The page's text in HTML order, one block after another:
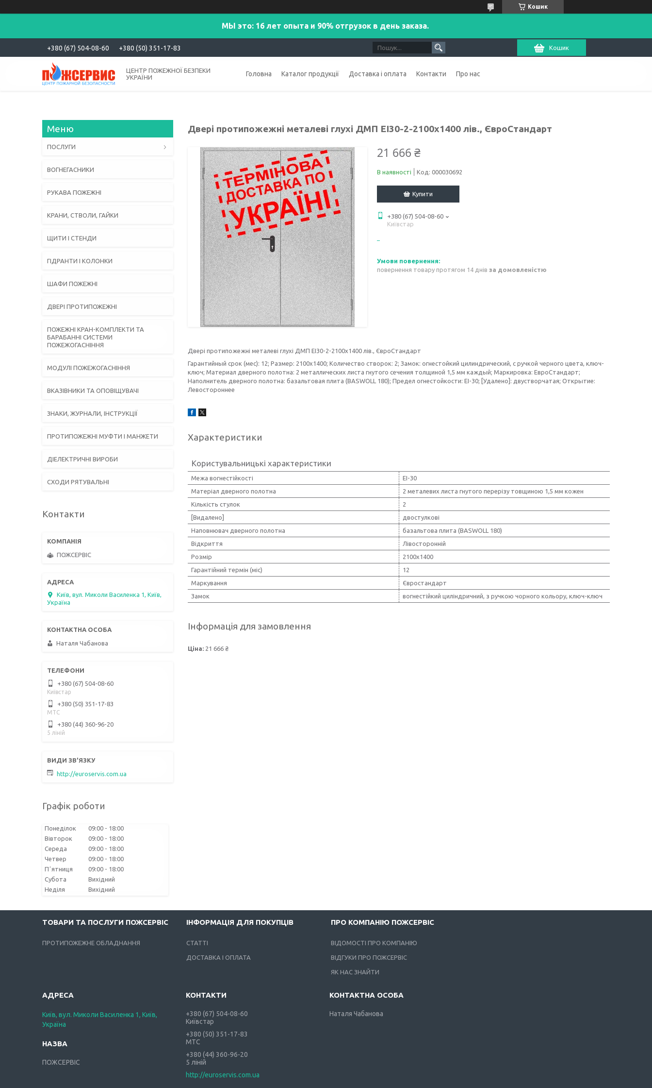
Кошик
МЫ это: 16 лет опыта и 90% отгрузок в день заказа.
+380 (67) 504-08-60 +380 (50) 351-17-83 Кошик
ЦЕНТР ПОЖЕЖНОЇ БЕЗПЕКИ
УКРАЇНИ
Головна Каталог продукції Доставка і оплата Контакти Про нас
Двері протипожежні металеві глухі ДМП ЕІ30-2-2100х1400 лів., ЄвроСтандарт
21 666 ₴
В наявності Код: 000030692
Купити
+380 (67) 504-08-60
Київстар
повернення товару протягом 14 днів за домовленістю
Двері протипожежні металеві глухі ДМП ЕІ30-2-2100х1400 лів., ЄвроСтандарт
Гарантийный срок (мес): 12; Размер: 2100х1400; Количество створок: 2; Замок: огнестойкий цилиндрический, с ручкой черного цвета, ключ-
ключ; Материал дверного полотна: 2 металлических листа гнутого сечения толщиной 1,5 мм каждый; Маркировка: ЕвроСтандарт;
Наполнитель дверного полотна: базальтовая плита (BASWOLL 180); Предел огнестойкости: ЕІ-30; [Удалено]: двустворчатая; Открытие:
Левостороннее
Характеристики
Користувальницькі характеристики
Межа вогнестійкості
ЕІ-30
Матеріал дверного полотна
2 металевих листа гнутого перерізу товщиною 1,5 мм кожен
Кількість стулок
2
[Видалено]
двостулкові
Наповнювач дверного полотна
базальтова плита (BASWOLL 180)
Відкриття
Лівосторонній
Розмір
2100х1400
Гарантійний термін (міс)
12
Маркування
Євростандарт
Замок
вогнестійкий циліндричний, з ручкою чорного кольору, ключ-ключ
Інформація для замовлення
Ціна: 21 666 ₴
ПОСЛУГИ
ВОГНЕГАСНИКИ
РУКАВА ПОЖЕЖНІ
КРАНИ, СТВОЛИ, ГАЙКИ
ЩИТИ І СТЕНДИ
ГІДРАНТИ І КОЛОНКИ
ШАФИ ПОЖЕЖНІ
ДВЕРІ ПРОТИПОЖЕЖНІ
ПОЖЕЖНІ КРАН-КОМПЛЕКТИ ТА
БАРАБАННІ СИСТЕМИ
ПОЖЕЖОГАСНІННЯ
МОДУЛІ ПОЖЕЖОГАСНІННЯ
ВКАЗІВНИКИ ТА ОПОВІЩУВАЧІ
ЗНАКИ, ЖУРНАЛИ, ІНСТРУКЦІЇ
ПРОТИПОЖЕЖНІ МУФТИ І МАНЖЕТИ
ДІЕЛЕКТРИЧНІ ВИРОБИ
СХОДИ РЯТУВАЛЬНІ
Контакти
ПОЖСЕРВІС
Київ, вул. Миколи Василенка 1, Київ,
Україна
Наталя Чабанова
+380 (67) 504-08-60
Київстар
+380 (50) 351-17-83
МТС
+380 (44) 360-96-20
5 ліній
http://euroservis.com.ua
Графік роботи
Понеділок 09:00
18:00
Вівторок
09:00
18:00
Середа
09:00
18:00
Четвер
09:00
18:00
Пʼятниця
09:00
18:00
Субота
Вихідний
Неділя
Вихідний
ТОВАРИ ТА ПОСЛУГИ ПОЖСЕРВІС
ПРОТИПОЖЕЖНЕ ОБЛАДНАННЯ
ІНФОРМАЦІЯ ДЛЯ ПОКУПЦІВ
СТАТТІ
ДОСТАВКА І ОПЛАТА
ПРО КОМПАНІЮ ПОЖСЕРВІС
ВІДОМОСТІ ПРО КОМПАНІЮ
ВІДГУКИ ПРО ПОЖСЕРВІС
ЯК НАС ЗНАЙТИ
Київ, вул. Миколи Василенка 1, Київ,
Україна
ПОЖСЕРВІС
+380 (67) 504-08-60
Київстар
+380 (50) 351-17-83
МТС
+380 (44) 360-96-20
5 ліній
http://euroservis.com.ua
Наталя Чабанова